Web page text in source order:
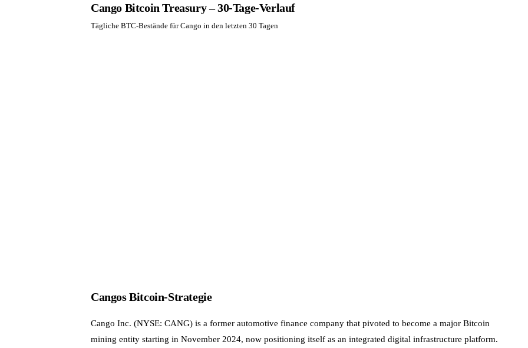
Cango Bitcoin Treasury – 30-Tage-Verlauf
Tägliche BTC-Bestände für Cango in den letzten 30 Tagen
Cangos Bitcoin-Strategie
Cango Inc. (NYSE: CANG) is a former automotive finance company that pivoted to become a major Bitcoin
mining entity starting in November 2024, now positioning itself as an integrated digital infrastructure platform.